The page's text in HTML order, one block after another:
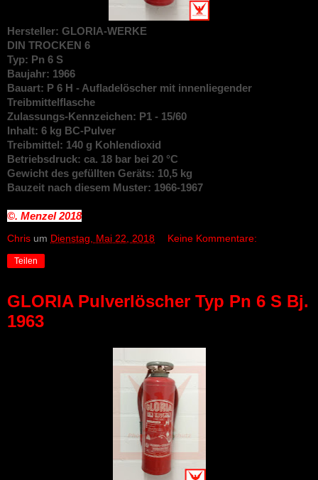
Hersteller: GLORIA-WERKE
DIN TROCKEN 6
Typ: Pn 6 S
Baujahr: 1966
Bauart: P 6 H - Aufladelöscher mit innenliegender
Treibmittelflasche
Zulassungs-Kennzeichen: P1 - 15/60
Inhalt: 6 kg BC-Pulver
Treibmittel: 140 g Kohlendioxid
Betriebsdruck: ca. 18 bar bei 20 °C
Gewicht des gefüllten Geräts: 10,5 kg
Bauzeit nach diesem Muster: 1966-1967
©. Menzel2018
Chris um Dienstag, Mai 22, 2018 Keine Kommentare:
Teilen
GLORIA Pulverlöscher Typ Pn 6 S Bj.
1963